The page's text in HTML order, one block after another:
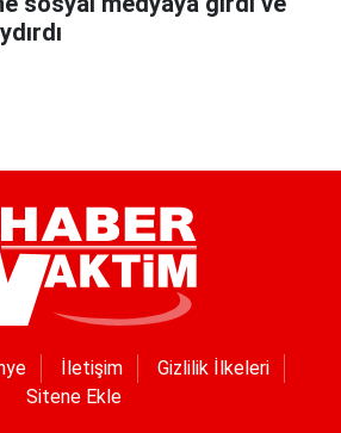
İletişim
Gizlilik İlkeleri
Sitene Ekle